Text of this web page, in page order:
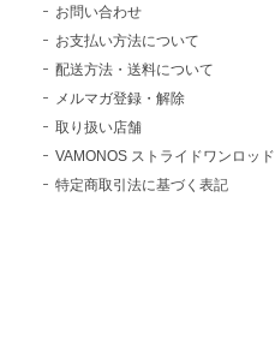
お問い合わせ
お支払い方法について
配送方法・送料について
メルマガ登録・解除
取り扱い店舗
VAMONOS ストライドワンロッド
特定商取引法に基づく表記